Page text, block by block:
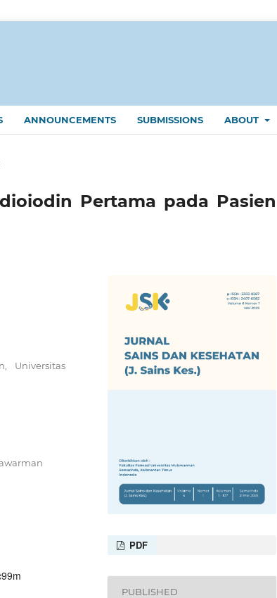
ANNOUNCEMENTS SUBMISSIONS ABOUT
Pertama pada Pasien
Universitas
PDF
PUBLISHED